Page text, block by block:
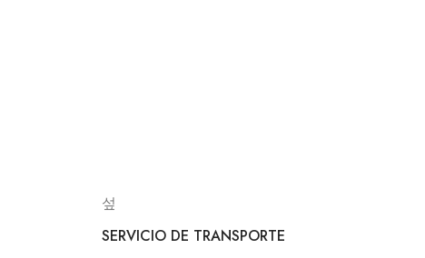
SERVICIO DE TRANSPORTE